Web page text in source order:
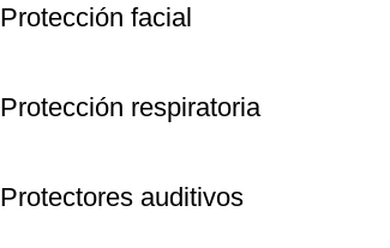
Protección facial
Protección respiratoria
Protectores auditivos